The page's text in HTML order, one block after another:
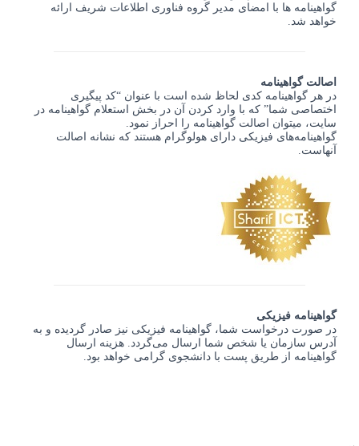
گواهینامه ها با امضای مدیر گروه فناوری اطلاعات شریف ارائه
خواهد شد.
اصالت گواهینامه
در هر گواهینامه کدی لحاظ شده است با عنوان “کد پیگیری
اختصاصی شما” که با وارد کردن آن در بخش استعلام گواهینامه در
سایت، میتوان اصالت گواهینامه را احراز نمود.
گواهینامه‌های فیزیکی دارای هولوگرام هستند که نشانه اصالت
آنهاست.
گواهینامه فیزیکی
در صورت درخواست شما، گواهینامه فیزیکی نیز صادر گردیده و به
آدرس سازمان یا شخص شما ارسال می‌گردد. هزینه ارسال
گواهینامه از طریق پست با دانشجوی گرامی خواهد بود.